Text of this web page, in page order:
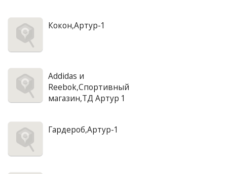
Кокон,Артур-1
Addidas и
Reebok,Спортивный
магазин,ТД Артур 1
Гардероб,Артур-1